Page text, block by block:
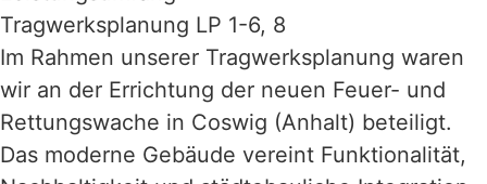
Tragwerksplanung LP 1-6, 8
Im Rahmen unserer Tragwerksplanung waren
wir an der Errichtung der neuen Feuer- und
Rettungswache in Coswig (Anhalt) beteiligt.
Das moderne Gebäude vereint Funktionalität,